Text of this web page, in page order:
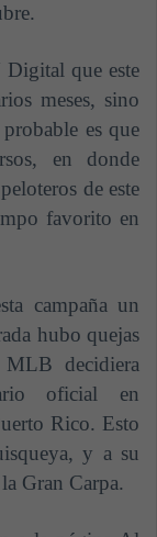
Digital que este
meses, sino
es que
en donde
de este
favorito en
campaña un
hubo quejas
decidiera
oficial en
Rico. Esto
y a su
Gran Carpa.